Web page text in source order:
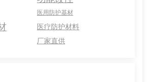
医用防护基材
医疗防护材料
厂家直供